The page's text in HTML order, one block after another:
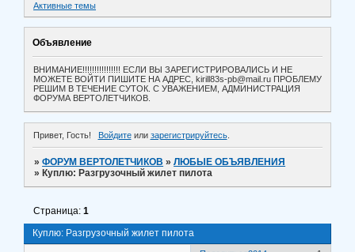
Активные темы
Объявление
ВНИМАНИЕ!!!!!!!!!!!!!!!! ЕСЛИ ВЫ ЗАРЕГИСТРИРОВАЛИСЬ И НЕ
МОЖЕТЕ ВОЙТИ ПИШИТЕ НА АДРЕС, kirill83s-pb@mail.ru ПРОБЛЕМУ
РЕШИМ В ТЕЧЕНИЕ СУТОК. С УВАЖЕНИЕМ, АДМИНИСТРАЦИЯ
ФОРУМА ВЕРТОЛЕТЧИКОВ.
Привет, Гость! Войдитеили зарегистрируйтесь.
»ФОРУМ ВЕРТОЛЕТЧИКОВ »ЛЮБЫЕ ОБЪЯВЛЕНИЯ
» Куплю: Разгрузочный жилет пилота
Куплю: Разгрузочный жилет пилота
Страница:1